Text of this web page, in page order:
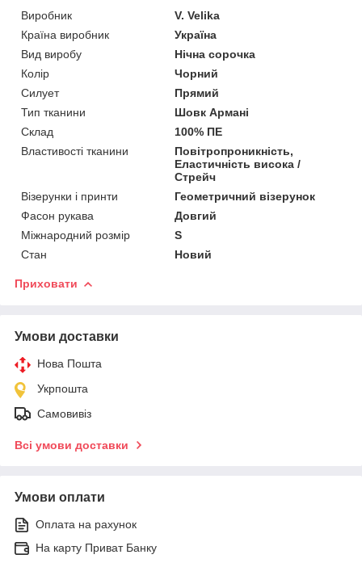
Виробник
V. Velika
Країна виробник
Україна
Вид виробу
Нічна сорочка
Колір
Чорний
Силует
Прямий
Тип тканини
Шовк Армані
Склад
100% ПЕ
Властивості тканини
Повітропроникність,
Еластичність висока /
Стрейч
Візерунки і принти
Геометричний візерунок
Фасон рукава
Довгий
Міжнародний розмір
S
Стан
Новий
Приховати
Умови доставки
Нова Пошта
Укрпошта
Самовивіз
Всі умови доставки
Умови оплати
Оплата на рахунок
На карту Приват Банку